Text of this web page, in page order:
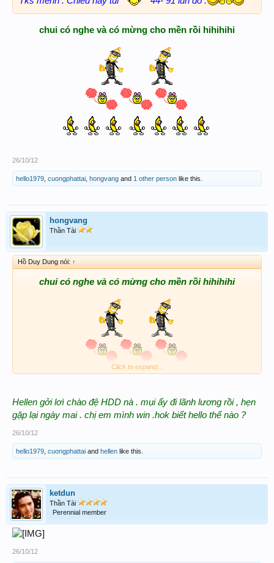
chui có nghe và có mừng cho mền rồi hihihihi
26/10/12
hello1979 cuongphattai hongvang and 1 other person like this.
hongvang
Thần Tài
Hồ Duy Dung nói: ↑
chui có nghe và có mừng cho mền rồi hihihihi
Click to expand...
Hellen gởi lơì chào đệ HDD nà . mụi ấy đi lãnh lương rồi , hẹn
gặp lại ngày mai . chị em mình win .hok biết hello thế nào ?
26/10/12
hello1979 cuongphattai and hellen like this.
ketdun
Thần Tài
Perennial member
26/10/12